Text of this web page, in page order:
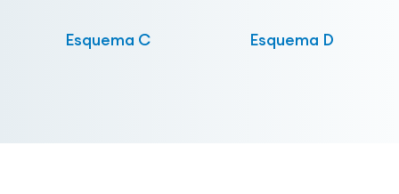
Esquema C Esquema D